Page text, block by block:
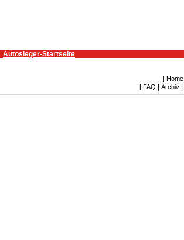
Autosieger-Startseite
[ Home
[ FAQ Archiv|